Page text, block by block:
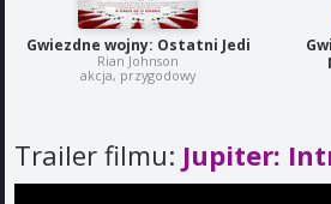
Gwiezdne wojny: Ostatni Jedi
Rian Johnson
akcja, przygodowy
Trailer filmu: Jupiter: